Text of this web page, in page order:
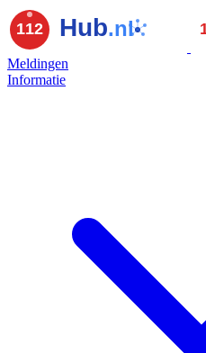
Meldingen
Informatie